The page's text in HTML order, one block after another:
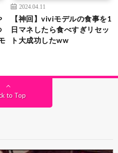
2024.04.11
【神回】viviモデルの食事を1
日マネしたら食べすぎリセッ
ト大成功したww
to Top